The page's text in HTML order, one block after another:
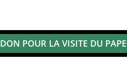
DON POUR LA VISITE DU PAPE